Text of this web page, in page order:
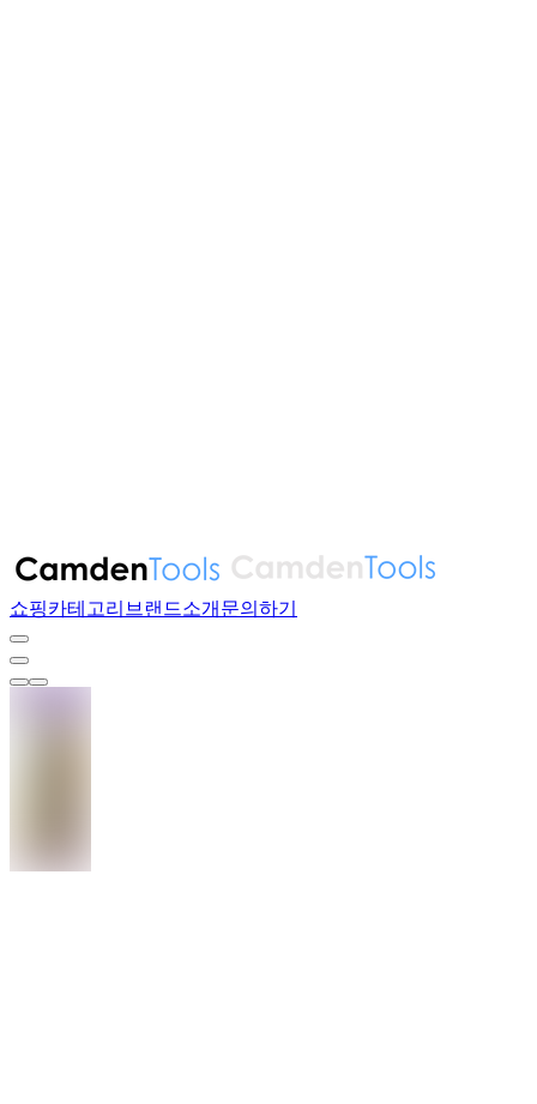
쇼핑카테고리 브랜드소개 문의하기